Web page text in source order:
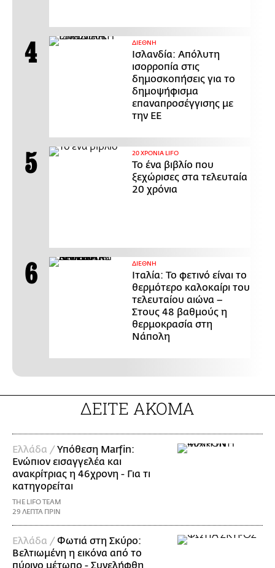
ΔΙΕΘΝΗ
Ισλανδία: Απόλυτη
ισορροπία στις
δημοσκοπήσεις για το
δημοψήφισμα
επαναπροσέγγισης με
την ΕΕ
20 ΧΡΟΝΙΑ LIFO
Το ένα βιβλίο που
ξεχώρισες στα τελευταία
20 χρόνια
ΔΙΕΘΝΗ
Ιταλία: Το φετινό είναι το
θερμότερο καλοκαίρι του
τελευταίου αιώνα –
Στους 48 βαθμούς η
θερμοκρασία στη
Νάπολη
ΔΕΙΤΕ ΑΚΟΜΑ
Ελλάδα /Υπόθεση Marfin:
Ενώπιον εισαγγελέα και
ανακρίτριας η 46χρονη - Για τι
κατηγορείται
THE LIFO TEAM
29 ΛΕΠΤΑ ΠΡΙΝ
Ελλάδα /Φωτιά στη Σκύρο:
Βελτιωμένη η εικόνα από το
πύρινο μέτωπο - Συνελήφθη